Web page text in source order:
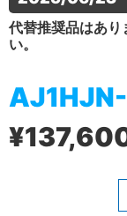
代替推奨品はあり
い。